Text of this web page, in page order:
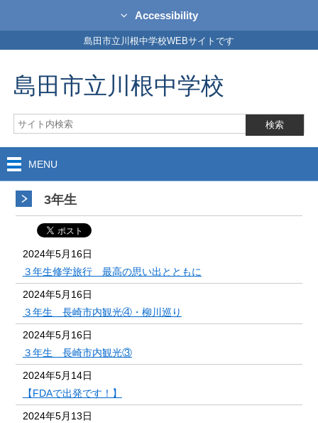
Accessibility
島田市立川根中学校WEBサイトです
島田市立川根中学校
MENU
3年生
2024年5月16日
３年生修学旅行 最高の思い出とともに
2024年5月16日
３年生 長崎市内観光④・柳川巡り
2024年5月16日
３年生 長崎市内観光③
2024年5月14日
【FDAで出発です！】
2024年5月13日